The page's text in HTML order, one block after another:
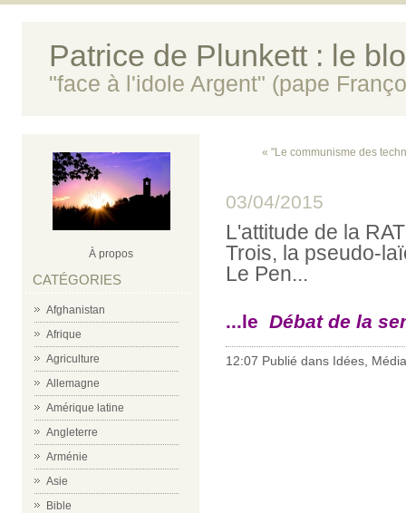
Patrice de Plunkett : le
"face à l'idole Argent" (pape
À propos
CATÉGORIES
Afghanistan
Afrique
Agriculture
Allemagne
Amérique latine
Angleterre
Arménie
Asie
Bible
« "Le communisme des
03/04/2015
L'attitude de la
Trois, la pseudo-
Le Pen...
...le Débat de la
12:07 Publié dans Idées